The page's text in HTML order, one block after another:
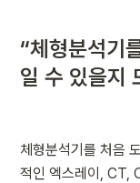
“체형분석기
일 수 있을지
체형분석기를 처음
적인 엑스레이, CT,